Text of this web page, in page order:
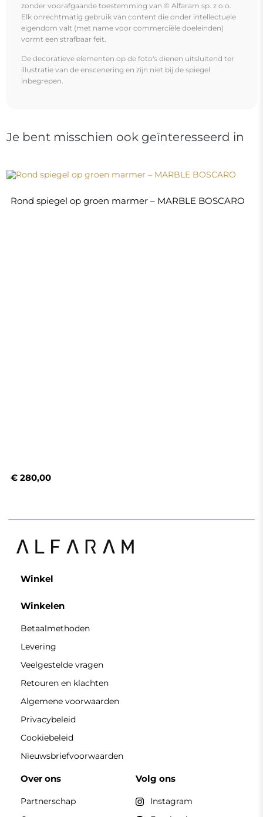
zonder voorafgaande toestemming van © Alfaram sp. z o.o.
Elk onrechtmatig gebruik van content die onder intellectuele
eigendom valt (met name voor commerciële doeleinden)
vormt een strafbaar feit.
De decoratieve elementen op de foto's dienen uitsluitend ter
illustratie van de enscenering en zijn niet bij de spiegel
inbegrepen.
Je bent misschien ook geïnteresseerd in
Rond spiegel op groen marmer – MARBLE BOSCARO
€ 280,00
Winkel
Winkelen
Betaalmethoden
Levering
Veelgestelde vragen
Retouren en klachten
Algemene voorwaarden
Privacybeleid
Cookiebeleid
Nieuwsbriefvoorwaarden
Over ons
Partnerschap
Volg ons
Instagram